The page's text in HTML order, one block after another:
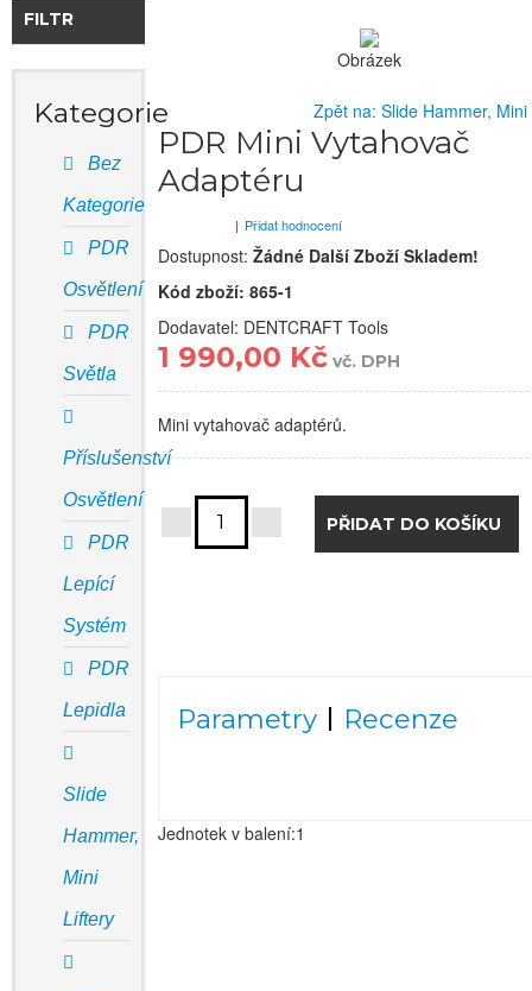
FILTR
Kategorie
Bez
Kategorie
PDR
Osvětlení
PDR
Světla
Příslušenství
Osvětlení
PDR
Lepící
Systém
PDR
Lepidla
Slide
Hammer,
Mini
Liftery
Obrázek
Zpět na: Slide Hammer,
PDR Mini Vytahovač
Adaptéru
| Přidat hodnocení
Dostupnost: Žádné Další Zboží Skladem!
Kód zboží: 865-1
Dodavatel: DENTCRAFT Tools
1 990,00 Kč vč. DPH
Mini vytahovač adaptérů.
Parametry Recenze
Jednotek v balení:1